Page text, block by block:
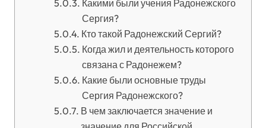
Какими были учения Радонежского
Сергия?
Кто такой Радонежский Сергий?
Когда жил и деятельность которого
связана с Радонежем?
Какие были основные труды
Сергия Радонежского?
В чем заключается значение и